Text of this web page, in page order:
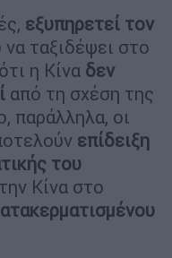
εξυπηρετεί τον
ταξιδέψει στο
η Κίνα δεν
από τη σχέση της
παράλληλα, οι
επίδειξη
του
Κίνα στο